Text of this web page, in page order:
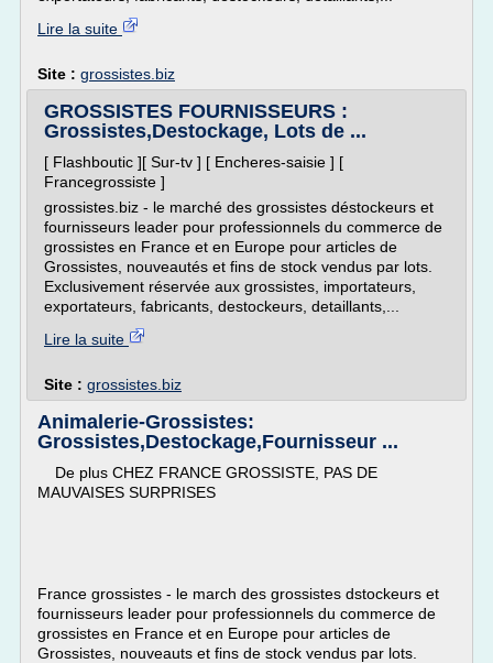
Lire la suite
Site : grossistes.biz
GROSSISTES FOURNISSEURS :
Grossistes,Destockage, Lots de ...
[ Flashboutic ][ Sur-tv ] [ Encheres-saisie ] [
Francegrossiste ]
grossistes.biz - le marché des grossistes déstockeurs et
fournisseurs leader pour professionnels du commerce de
grossistes en France et en Europe pour articles de
Grossistes, nouveautés et fins de stock vendus par lots.
Exclusivement réservée aux grossistes, importateurs,
exportateurs, fabricants, destockeurs, detaillants,...
Lire la suite
Site : grossistes.biz
Animalerie-Grossistes:
Grossistes,Destockage,Fournisseur ...
De plus CHEZ FRANCE GROSSISTE, PAS DE
MAUVAISES SURPRISES
France grossistes - le march des grossistes dstockeurs et
fournisseurs leader pour professionnels du commerce de
grossistes en France et en Europe pour articles de
Grossistes, nouveauts et fins de stock vendus par lots.